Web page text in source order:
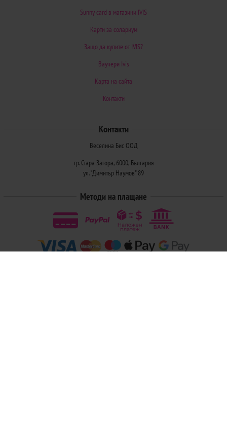
Sunny card в магазини IVIS
Карти за солариум
Защо да купите от IVIS?
Ваучери Ivis
Карта на сайта
Контакти
Контакти
Веселина Бис ООД
гр. Стара Загора, 6000, България
ул. "Димитър Наумов" 89
Методи на плащане